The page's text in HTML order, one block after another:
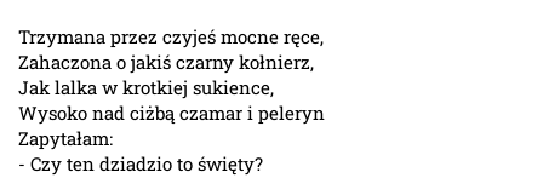
Trzymana przez czyjeś mocne ręce,
Zahaczona o jakiś czarny kołnierz,
Jak lalka w krotkiej sukience,
Wysoko nad ciżbą czamar i peleryn
Zapytałam:
- Czy ten dziadzio to święty?